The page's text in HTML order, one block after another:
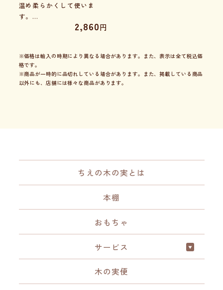
温め柔らかくして使いま
す。
自然の殺菌効果により衛生
です。
2,860円
※価格は輸入の時期により異なる場合があります。また、表示は全て税込価
格です。
※商品が一時的に品切れしている場合があります。また、掲載している商品
以外にも、店舗には様々な商品があります。
ちえの木の実とは
本棚
おもちゃ
サービス
木の実便